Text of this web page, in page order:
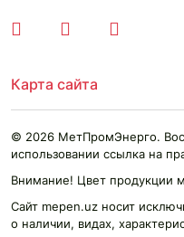
AX4E-400B-H5L
AX4E-450B-H5L
AX4E-550B-H5L
AX4E-630B-H5L
AXW2D-250B-G5Z
AXW2E-200B-G5Z
AXW2E-250B-G5Z
AXW4D-250B-G5Z
Карта сайта
© 2026 МетПромЭнерго.
использовании ссылка на
Внимание! Цвет продукции
Сайт mepen.uz носит
о наличии, видах,